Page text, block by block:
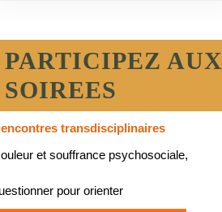
PARTICIPEZ AUX
SOIREES
transdisciplinaires
et souffrance psychosociale,
pour orienter